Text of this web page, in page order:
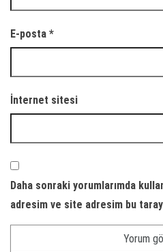
E-posta *
İnternet sitesi
Daha sonraki yorumlarımda
adresim ve site adresim bu